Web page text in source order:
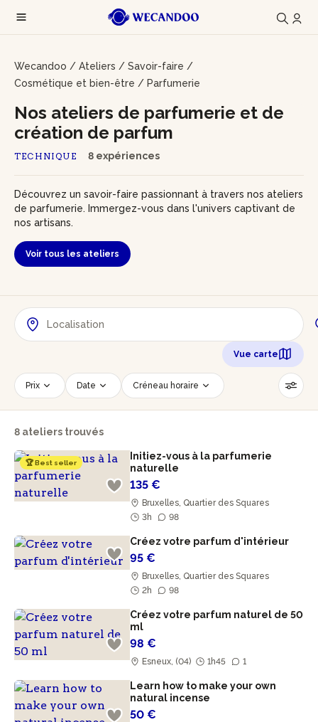
Wecandoo / Ateliers / Savoir-faire /
Cosmétique et bien-être / Parfumerie
TECHNIQUE 8 expériences
Nos ateliers de parfumerie et de
création de parfum
Découvrez un savoir-faire passionnant à travers nos ateliers
de parfumerie. Immergez-vous dans l'univers captivant de
nos artisans.
Voir tous les ateliers
Vue carte
Prix Date Créneau horaire
Nombre de personnes Âge des participants
Accessible PMR
8 ateliers trouvés
🏆 Best seller
Initiez-vous à la parfumerie
naturelle
135 €
Bruxelles, Quartier des Squares
3h
98
Créez votre parfum d'intérieur
95 €
Bruxelles, Quartier des Squares
2h
98
Créez votre parfum naturel de 50
ml
98 €
Esneux, (04) 1h45 1
Learn how to make your own
natural incense
50 €